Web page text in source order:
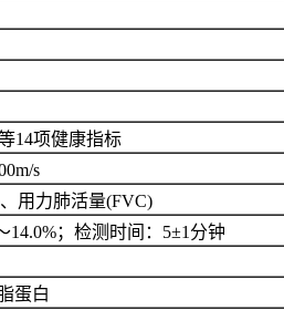
14项健康指标
s
用力肺活量(FVC)
；检测时间：5±1分钟
蛋白